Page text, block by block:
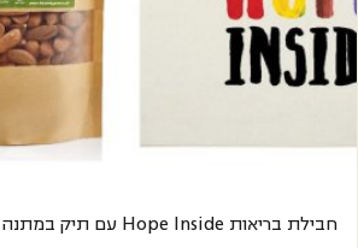
חבילת בריאות Hope Inside עם תיק במתנה